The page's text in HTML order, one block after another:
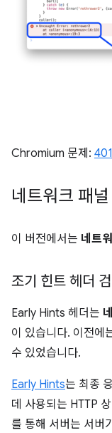
Chromium 문제:
네트워크 패
이 버전에서는 네트
조기 힌트 헤더
Early Hints 헤더는
이 있습니다. 이전에
수 있었습니다.
Early Hints는 최종
데 사용되는 HTTP
를 통해 서버는 서버